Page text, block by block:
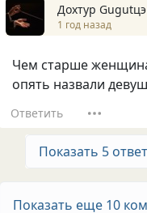
Дохтур
1 год назад
Чем старше
опять назвали
Ответить
Показать 5
Показать еще 10